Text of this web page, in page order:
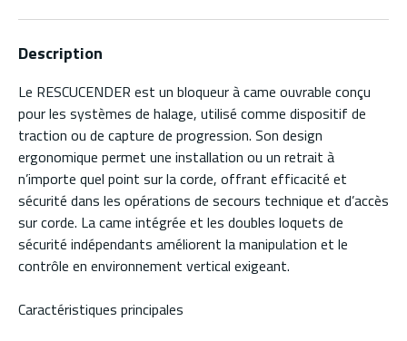
Description
Le RESCUCENDER est un bloqueur à came ouvrable conçu
pour les systèmes de halage, utilisé comme dispositif de
traction ou de capture de progression. Son design
ergonomique permet une installation ou un retrait à
n’importe quel point sur la corde, offrant efficacité et
sécurité dans les opérations de secours technique et d’accès
sur corde. La came intégrée et les doubles loquets de
sécurité indépendants améliorent la manipulation et le
contrôle en environnement vertical exigeant.
Caractéristiques principales